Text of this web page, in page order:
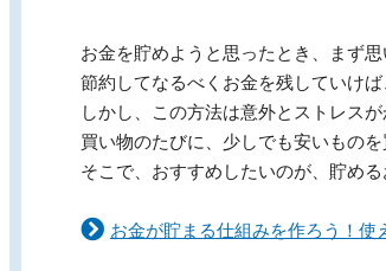
お金を貯めようと思ったとき、まず
節約してなるべくお金を残していけ
しかし、この方法は意外とストレスが
買い物のたびに、少しでも安いもの
そこで、おすすめしたいのが、貯め
お金が貯まる仕組みを作ろう！使